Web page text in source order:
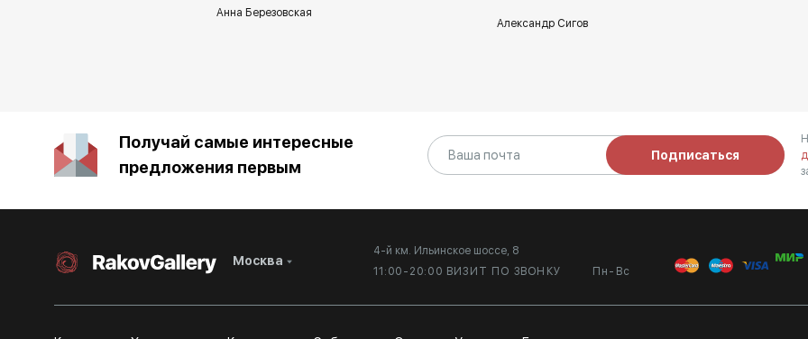
Анна Березовская
Александр Сигов
Получай самые интересные
предложения первым
Подписаться
Москва
4-й км. Ильинское шоссе, 8
11:00-20:00 ВИЗИТ ПО ЗВОНКУ
Пн-Вс